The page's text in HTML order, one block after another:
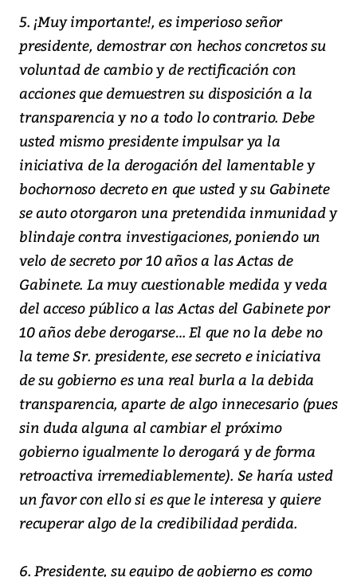
5. ¡Muy importante!, es imperioso señor
presidente, demostrar con hechos concretos su
voluntad de cambio y de rectificación con
acciones que demuestren su disposición a la
transparencia y no a todo lo contrario. Debe
usted mismo presidente impulsar ya la
iniciativa de la derogación del lamentable y
bochornoso decreto en que usted y su Gabinete
se auto otorgaron una pretendida inmunidad y
blindaje contra investigaciones, poniendo un
velo de secreto por 10 años a las Actas de
Gabinete. La muy cuestionable medida y veda
del acceso público a las Actas del Gabinete por
10 años debe derogarse… El que no la debe no
la teme Sr. presidente, ese secreto e iniciativa
de su gobierno es una real burla a la debida
transparencia, aparte de algo innecesario (pues
sin duda alguna al cambiar el próximo
gobierno igualmente lo derogará y de forma
retroactiva irremediablemente). Se haría usted
un favor con ello si es que le interesa y quiere
recuperar algo de la credibilidad perdida.
6. Presidente, su equipo de gobierno es como